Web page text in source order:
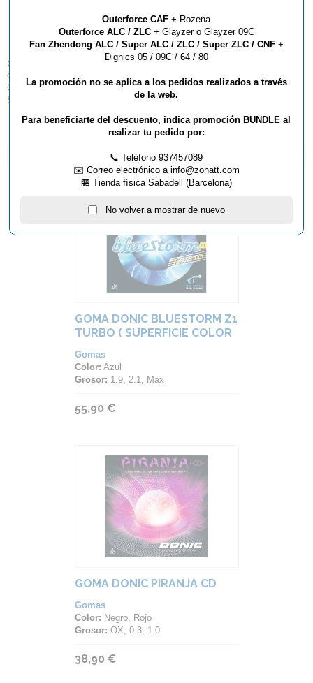
P3
Esponja blanda (40º de dureza) que permite controlar y orientar la pelota
con facilidad.
Caucho muy adherente preparado para la pelota de plástico.
Sonido explosivo que te hará disfrutar como nunca!
ARTÍCULOS QUE TE PUEDEN INTERESAR...
GOMA DONIC BLUESTORM Z1
TURBO ( SUPERFICIE COLOR
Gomas
Color: Azul
Grosor: 1.9, 2.1, Max
55,90 €
GOMA DONIC PIRANJA CD
Gomas
Color: Negro, Rojo
Grosor: OX, 0.3, 1.0
38,90 €
Outerforce CAF + Rozena
Outerforce ALC / ZLC+ Glayzer o Glayzer 09C
Fan Zhendong ALC / Super ALC / ZLC / Super ZLC / CNF+
Dignics 05 / 09C / 64 / 80
La promoción no se aplica a los pedidos realizados a través
de la web.
Para beneficiarte del descuento, indica promoción BUNDLE al
realizar tu pedido por:
📞 Teléfono 937457089
✉️ Correo electrónico a info@zonatt.com
🏪 Tienda física Sabadell (Barcelona)
No volver a mostrar de nuevo